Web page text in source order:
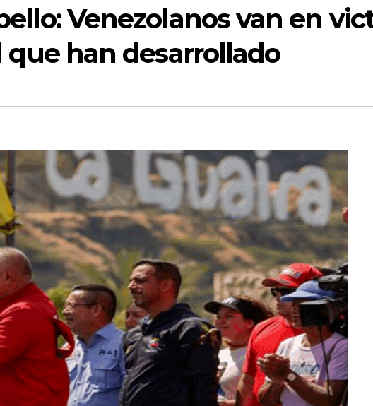
Venezolanos van en
han desarrollado